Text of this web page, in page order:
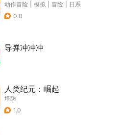
动作冒险 模拟 冒险
日系
0.0
导弹冲冲冲
人类纪元：崛起
塔防
1.0